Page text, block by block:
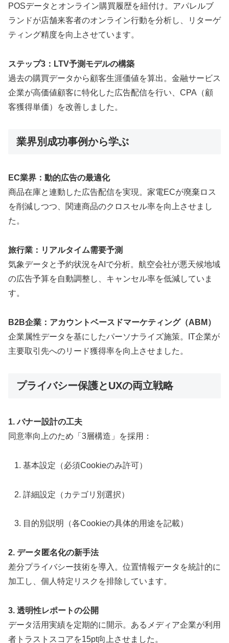
POSデータとオンライン購買履歴を紐付け。アパレルブ
ランドが店舗来客者のオンライン行動を分析し、リターゲ
ティング精度を向上させています。
ステップ3：LTV予測モデルの構築
過去の購買データから顧客生涯価値を算出。金融サービス
企業が高価値顧客に特化した広告配信を行い、CPA（顧
客獲得単価）を改善しました。
業界別成功事例から学ぶ
EC業界：動的広告の最適化
商品在庫と連動した広告配信を実現。家電ECが廃棄ロス
を削減しつつ、関連商品のクロスセル率を向上させまし
た。
旅行業：リアルタイム需要予測
気象データと予約状況をAIで分析。航空会社が悪天候地域
の広告予算を自動調整し、キャンセル率を低減していま
す。
B2B企業：アカウントベースドマーケティング（ABM）
企業属性データを基にしたパーソナライズ施策。IT企業が
主要取引先へのリード獲得率を向上させました。
プライバシー保護とUXの両立戦略
1. バナー設計の工夫
同意率向上のため「3層構造」を採用：
基本設定（必須Cookieのみ許可）
詳細設定（カテゴリ別選択）
目的別説明（各Cookieの具体的用途を記載）
2. データ匿名化の新手法
差分プライバシー技術を導入。位置情報データを統計的に
加工し、個人特定リスクを排除しています。
3. 透明性レポートの公開
データ活用実績を定期的に開示。あるメディア企業が利用
者トラストスコアを15pt向上させました。